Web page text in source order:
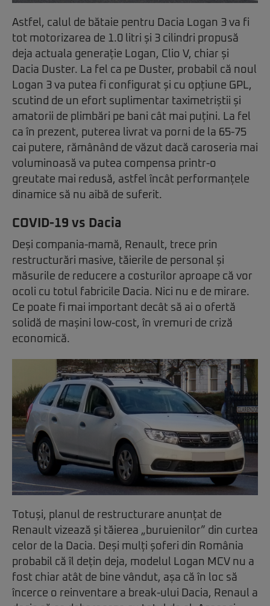
Astfel, calul de bătaie pentru Dacia Logan 3 va fi
tot motorizarea de 1.0 litri și 3 cilindri propusă
deja actuala generație Logan, Clio V, chiar și
Dacia Duster. La fel ca pe Duster, probabil că noul
Logan 3 va putea fi configurat și cu opțiune GPL,
scutind de un efort suplimentar taximetriștii și
amatorii de plimbări pe bani cât mai puțini. La fel
ca în prezent, puterea livrat va porni de la 65-75
cai putere, rămânând de văzut dacă caroseria mai
voluminoasă va putea compensa printr-o
greutate mai redusă, astfel încât performanțele
dinamice să nu aibă de suferit.
COVID-19 vs Dacia
Deși compania-mamă, Renault, trece prin
restructurări masive, tăierile de personal și
măsurile de reducere a costurilor aproape că vor
ocoli cu totul fabricile Dacia. Nici nu e de mirare.
Ce poate fi mai important decât să ai o ofertă
solidă de mașini low-cost, în vremuri de criză
economică.
Totuși, planul de restructurare anunțat de
Renault vizează și tăierea „buruienilor” din curtea
celor de la Dacia. Deși mulți șoferi din România
probabil că îl dețin deja, modelul Logan MCV nu a
fost chiar atât de bine vândut, așa că în loc să
încerce o reinventare a break-ului Dacia, Renaul a